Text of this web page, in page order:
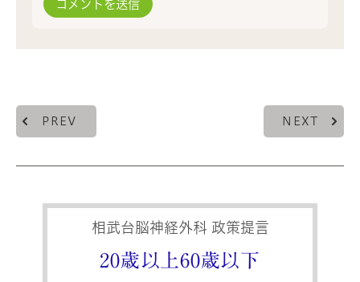
PREV NEXT
相武台脳神経外科 政策提言
20歳以上60歳以下